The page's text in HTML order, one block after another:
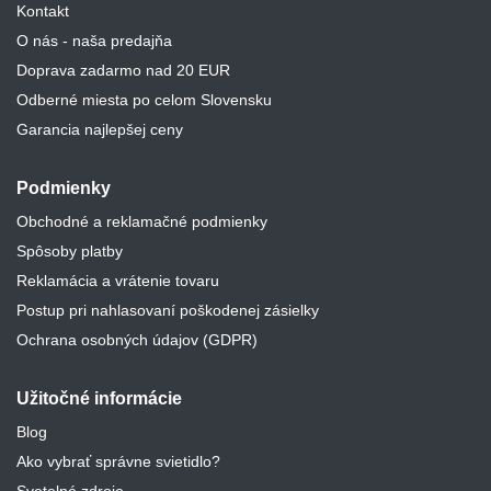
Kontakt
O nás - naša predajňa
Doprava zadarmo nad 20 EUR
Odberné miesta po celom Slovensku
Garancia najlepšej ceny
Podmienky
Obchodné a reklamačné podmienky
Spôsoby platby
Reklamácia a vrátenie tovaru
Postup pri nahlasovaní poškodenej zásielky
Ochrana osobných údajov (GDPR)
Užitočné informácie
Blog
Ako vybrať správne svietidlo?